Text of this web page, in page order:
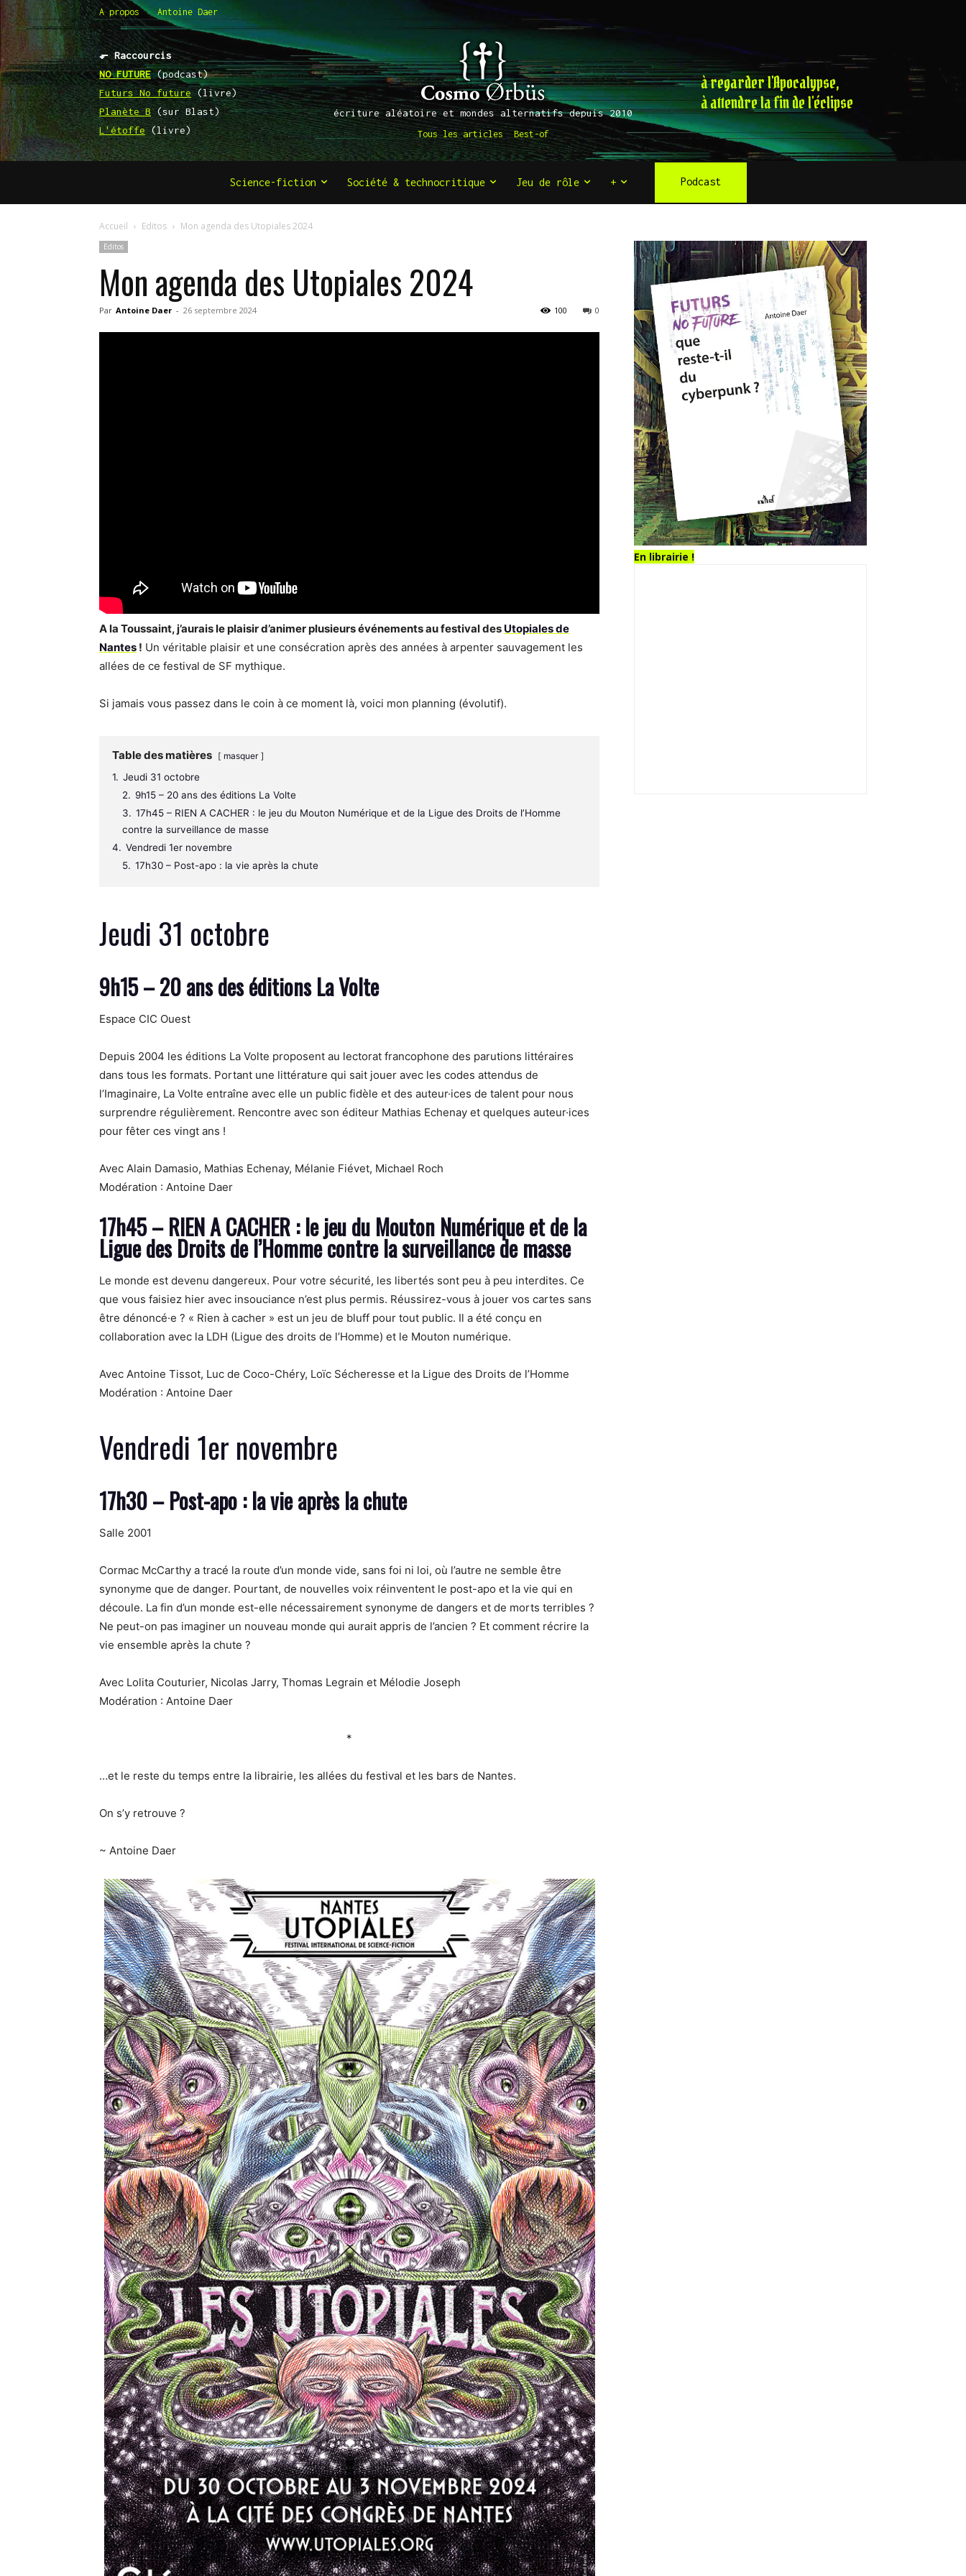
A propos Antoine Daer
⬐ Raccourcis
NO FUTURE(podcast)
Futurs No future(livre)
Planète B(sur Blast)
L'étoffe(livre)
écriture aléatoire et mondes alternatifs depuis 2010
Tous les articles Best-of
à regarder l'Apocalypse,
à attendre la fin de l'éclipse
Science-fiction Société & technocritique Jeu de rôle + Podcast
Accueil Editos Mon agenda des Utopiales 2024
Editos
Mon agenda des Utopiales 2024
Par Antoine Daer - 26 septembre 2024 0
100
A la Toussaint, j’aurais le plaisir d’animer plusieurs événements au festival des Utopiales de
Nantes ! Un véritable plaisir et une consécration après des années à arpenter sauvagement les
allées de ce festival de SF mythique.
Si jamais vous passez dans le coin à ce moment là, voici mon planning (évolutif).
Table des matières masquer
1. Jeudi 31 octobre
2. 9h15 – 20 ans des éditions La Volte
3. 17h45 – RIEN A CACHER : le jeu du Mouton Numérique et de la Ligue des Droits de l’Homme
contre la surveillance de masse
4. Vendredi 1er novembre
5. 17h30 – Post-apo : la vie après la chute
Jeudi 31 octobre
9h15 – 20 ans des éditions La Volte
Espace CIC Ouest
Depuis 2004 les éditions La Volte proposent au lectorat francophone des parutions littéraires
dans tous les formats. Portant une littérature qui sait jouer avec les codes attendus de
l’Imaginaire, La Volte entraîne avec elle un public fidèle et des auteur·ices de talent pour nous
surprendre régulièrement. Rencontre avec son éditeur Mathias Echenay et quelques auteur·ices
pour fêter ces vingt ans !
Avec Alain Damasio, Mathias Echenay, Mélanie Fiévet, Michael Roch
Modération : Antoine Daer
17h45 –RIEN A CACHER : le jeu du Mouton Numérique et de la
Ligue des Droits de l’Homme contre la surveillance de masse
Le monde est devenu dangereux. Pour votre sécurité, les libertés sont peu à peu interdites. Ce
que vous faisiez hier avec insouciance n’est plus permis. Réussirez-vous à jouer vos cartes sans
être dénoncé·e ? « Rien à cacher » est un jeu de bluff pour tout public. Il a été conçu en
collaboration avec la LDH (Ligue des droits de l’Homme) et le Mouton numérique.
Avec Antoine Tissot, Luc de Coco-Chéry, Loïc Sécheresse et la Ligue des Droits de l’Homme
Modération : Antoine Daer
Vendredi 1er novembre
17h30 – Post-apo : la vie après la chute
Salle 2001
Cormac McCarthy a tracé la route d’un monde vide, sans foi ni loi, où l’autre ne semble être
synonyme que de danger. Pourtant, de nouvelles voix réinventent le post-apo et la vie qui en
découle. La fin d’un monde est-elle nécessairement synonyme de dangers et de morts terribles ?
Ne peut-on pas imaginer un nouveau monde qui aurait appris de l’ancien ? Et comment récrire la
vie ensemble après la chute ?
Avec Lolita Couturier, Nicolas Jarry, Thomas Legrain et Mélodie Joseph
Modération : Antoine Daer
*
…et le reste du temps entre la librairie, les allées du festival et les bars de Nantes.
On s’y retrouve ?
~ Antoine Daer
En librairie !